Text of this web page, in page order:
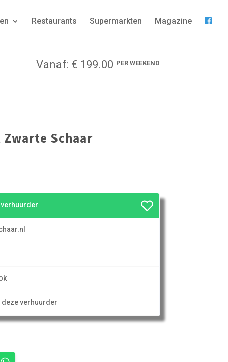
Restaurants Supermarkten Magazine
Vanaf: € 199.00 PER WEEKEND
Schaar
deze verhuurder